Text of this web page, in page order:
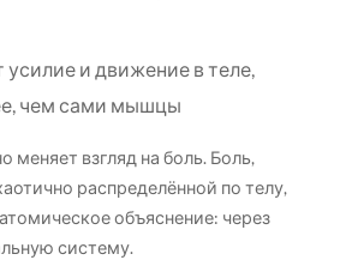
и движение в теле,
чем сами мышцы
меняет взгляд на боль. Боль,
распределённой по телу,
объяснение: через
систему.